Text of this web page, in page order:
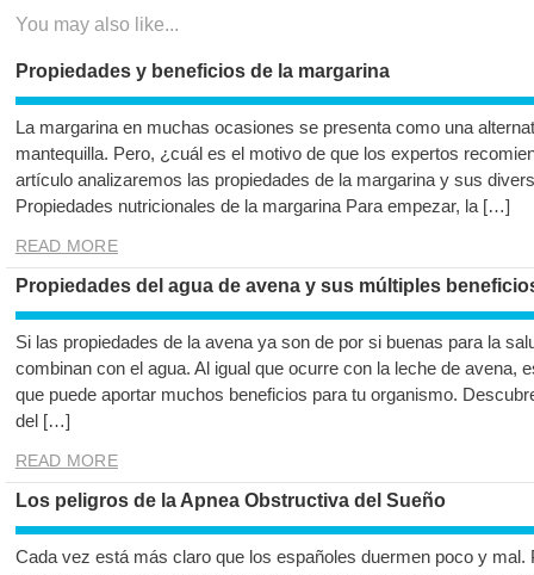
You may also like...
Propiedades y beneficios de la margarina
La margarina en muchas ocasiones se presenta como una
mantequilla. Pero, ¿cuál es el motivo de que los expertos
artículo analizaremos las propiedades de la margarina y sus
Propiedades nutricionales de la margarina Para empezar, la […]
READ MORE
Propiedades del agua de avena y sus múltiples
Si las propiedades de la avena ya son de por si buenas para la
combinan con el agua. Al igual que ocurre con la leche de avena,
que puede aportar muchos beneficios para tu organismo.
del […]
READ MORE
Los peligros de la Apnea Obstructiva del Sueño
Cada vez está más claro que los españoles duermen poco y mal.